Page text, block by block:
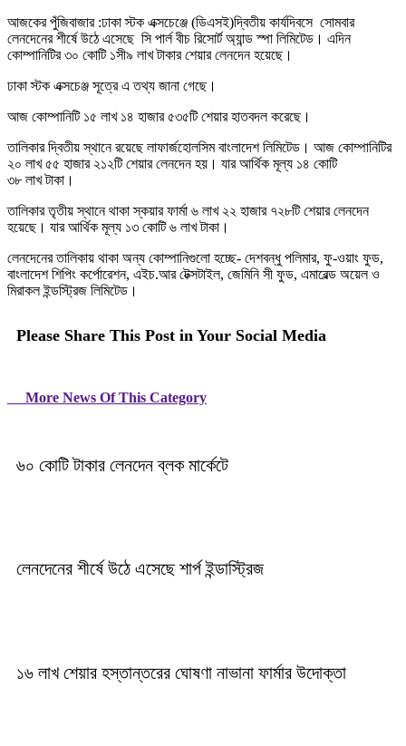
আজকের পুঁজিবাজার :ঢাকা স্টক এক্সচেঞ্জে (ডিএসই)দ্বিতীয় কার্যদিবসে সোমবার
লেনদেনের শীর্ষে উঠে এসেছে সি পার্ল বীচ রিসোর্ট অ্যান্ড স্পা লিমিটেড। এদিন
কোম্পানিটির ৩০ কোটি ১সী৯ লাখ টাকার শেয়ার লেনদেন হয়েছে।
ঢাকা স্টক এক্সচেঞ্জ সূত্রে এ তথ্য জানা গেছে।
আজ কোম্পানিটি ১৫ লাখ ১৪ হাজার ৫৩৫টি শেয়ার হাতবদল করেছে।
তালিকার দ্বিতীয় স্থানে রয়েছে লাফার্জহোলসিম বাংলাদেশ লিমিটেড। আজ কোম্পানিটির
২০ লাখ ৫৫ হাজার ২১২টি শেয়ার লেনদেন হয়। যার আর্থিক মূল্য ১৪ কোটি
৩৮ লাখ টাকা।
তালিকার তৃতীয় স্থানে থাকা স্কয়ার ফার্মা ৬ লাখ ২২ হাজার ৭২৮টি শেয়ার লেনদেন
হয়েছে। যার আর্থিক মূল্য ১৩ কোটি ৬ লাখ টাকা।
লেনদেনের তালিকায় থাকা অন্য কোম্পানিগুলো হচ্ছে- দেশবন্ধু পলিমার, ফু-ওয়াং ফুড,
বাংলাদেশ শিপিং কর্পোরেশন, এইচ.আর টেক্সটাইল, জেমিনি সী ফুড, এমারেল্ড অয়েল ও
মিরাকল ইন্ডস্ট্রিজ লিমিটেড।
Please Share This Post in Your Social Media
More News Of This Category
৬০ কোটি টাকার লেনদেন ব্লক মার্কেটে
লেনদেনের শীর্ষে উঠে এসেছে শার্প ইন্ডাস্ট্রিজ
১৬ লাখ শেয়ার হস্তান্তরের ঘোষণা নাভানা ফার্মার উদোক্তা